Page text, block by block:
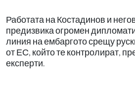
Работата на Костадинов и
предизвика огромен
линия на ембаргото срещу
от ЕС, който те контролират,
експерти.